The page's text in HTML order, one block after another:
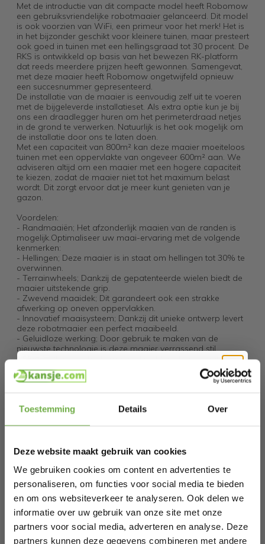
Toestemming Details Over
Deze website maakt gebruik van cookies
We gebruiken cookies om content en advertenties te
personaliseren, om functies voor social media te bieden
en om ons websiteverkeer te analyseren. Ook delen we
informatie over uw gebruik van onze site met onze
partners voor social media, adverteren en analyse. Deze
partners kunnen deze gegevens combineren met andere
Met de introductie van dit compacte model heeft Robomow
een gebruiksvriendelijke robotmaaier gelanceerd. Dit model
is ook voorzien van WiFi, een primeur voor het merk! Het is
in het bijzonder geschikt voor kleinere tuinen, maar presteert
ook goed in tuinen met een hellingsgraad tot 30 procent. De
RKS is ontwikkeld op basis van het bewezen RK-platform
dat reeds meerdere prijzen heeft gewonnen. Samengevat,
met deze maaier heeft Robomow ongetwijfeld opnieuw
een succesnummer gepresenteerd.
De installatie van de maaier is eenvoudig zelf uit te voeren
met de bijgeleverde installatieset. Als extra optie kun je bij
ons een draadlegger huren om het perimeterdraad netjes
in de grond te verwerken. Natuurlijk is het ook mogelijk om
de installatie door ons te laten doen.
Met een capaciteit van 800m² kan deze maaier moeiteloos
tuinen met een oppervlakte van ongeveer 600m² aan. We
adviseren altijd om een maaier met een hogere capaciteit
te kiezen, zodat de maaier niet tot het maximum belast
wordt. Dit zorgt ervoor dat je meer kunt genieten van je
gazon.
Voordelen:
- Randmaaiën; Het afzonderlijk maaien van de randen is
mogelijk.Optimaliseer uw maai-ervaring met de volgende
kenmerken:
- Hellingen; Deze maaier is in staat om hellingen tot 30% te
overwinnen.
- Terrainwheels; Dankzij de gepatenteerde wielen biedt de
maaier uitstekende grip.
- Zwevend maaidek; Dit garandeert ook een strakke
afwerking op oneven oppervlakken.
- Innovatief maaisysteem; Dankzij dit unieke ontwerp levert
deze robotmaaier een perfect maaibeeld.
- Geluidloze werking; Door gebruik te maken van de
nieuwste technologie is deze maaier verrassend stil.
- Plug & Play; Mocht de maaier tijdelijk niet optimaal
functioneren, dan kunnen onderdelen eenvoudig door uzelf
worden vervangen.
Specificaties
EAN
4008423925364
SKU
9721055565378
Gerelateerde producten
Schrijf je in en ontvang
Bij 2dekansje.com profiteer je van
kortingen tot wel 70%.